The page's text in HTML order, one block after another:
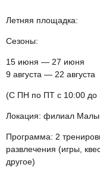
Летняя площадка:
Сезоны:
15 июня — 27 июня
9 августа — 22 августа
(С ПН по ПТ с 10:00 до
Локация: филиал
Программа: 2
развлечения (игры,
другое)